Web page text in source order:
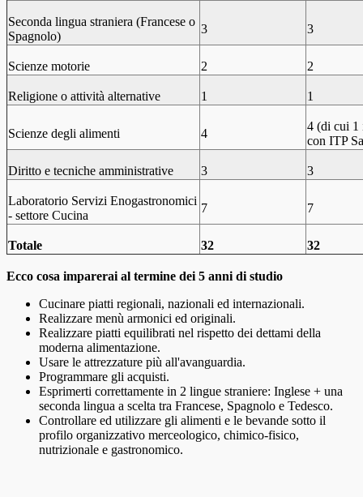
Seconda lingua straniera (Francese o
Spagnolo)
3 3
Scienze motorie 2 2
Religione o attività alternative 1 1
Scienze degli alimenti 4
4 (di cui 1
con ITP
Diritto e tecniche amministrative 3 3
Laboratorio Servizi Enogastronomici
- settore Cucina
7 7
Totale 32 32
Ecco cosa imparerai al termine dei 5 anni di studio
Cucinare piatti regionali, nazionali ed internazionali.
Realizzare menù armonici ed originali.
Realizzare piatti equilibrati nel rispetto dei dettami della
moderna alimentazione.
Usare le attrezzature più all'avanguardia.
Programmare gli acquisti.
Esprimerti correttamente in 2 lingue straniere: Inglese + una
seconda lingua a scelta tra Francese, Spagnolo e Tedesco.
Controllare ed utilizzare gli alimenti e le bevande sotto il
profilo organizzativo merceologico, chimico-fisico,
nutrizionale e gastronomico.